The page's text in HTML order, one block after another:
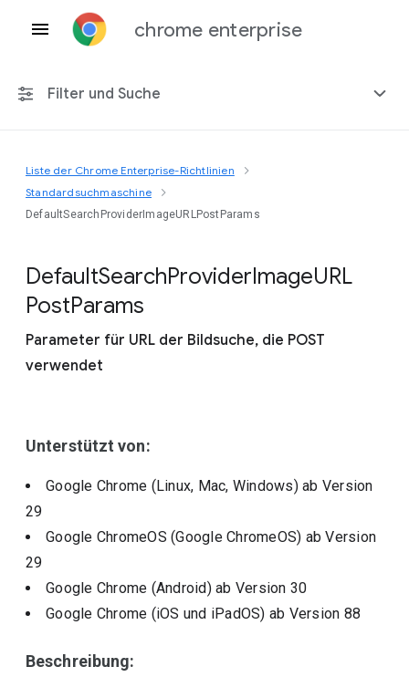
chrome enterprise
Filter und Suche
Alle Plattformen
Chrome 151
Liste der Chrome Enterprise-Richtlinien
Standardsuchmaschine
DefaultSearchProviderImageURLPostParams
DefaultSearchProviderImageURL
PostParams
Parameter für URL der Bildsuche, die POST
verwendet
Unterstützt von:
Google Chrome (Linux, Mac, Windows)ab Version
29
Google ChromeOS (Google ChromeOS) ab Version
29
Google Chrome (Android)ab Version 30
Google Chrome (iOS und iPadOS) ab Version 88
Beschreibung: